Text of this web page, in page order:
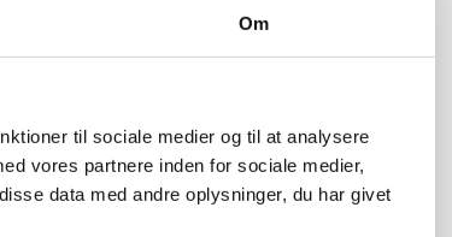
Om
til sociale medier og til at analysere
vores partnere inden for sociale medier,
data med andre oplysninger, du har givet